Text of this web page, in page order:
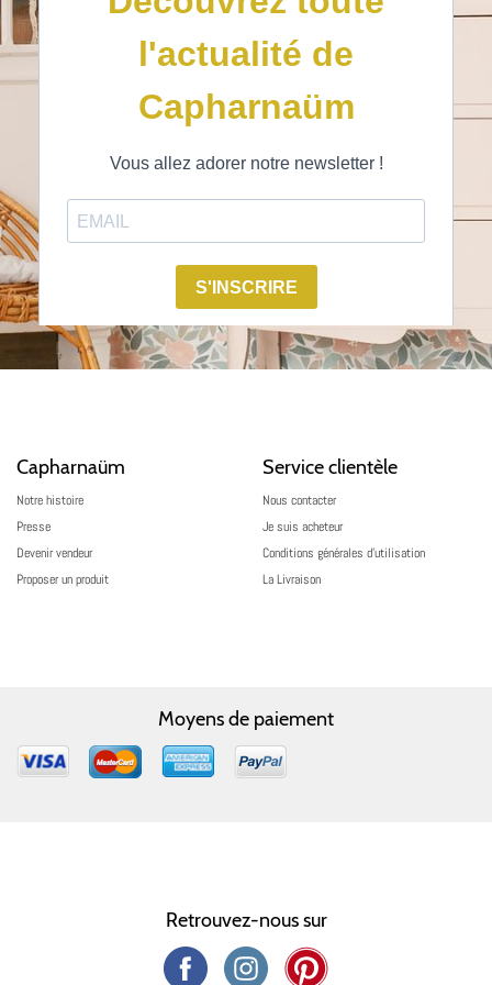
Capharnaüm
Notre histoire
Presse
Devenir vendeur
Proposer un produit
Service clientèle
Nous contacter
Je suis acheteur
Conditions générales d’utilisation
La Livraison
Moyens de paiement
Retrouvez-nous sur